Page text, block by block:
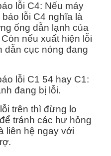
lỗi C4: Nếu máy
báo lỗi C4 nghĩa là
ống dẫn lạnh của
nếu xuất hiện lỗi
dẫn cục nóng đang
lỗi C1 54 hay C1:
đang bị lỗi.
trên thì đừng lo
tránh các hư hỏng
liên hệ ngay với